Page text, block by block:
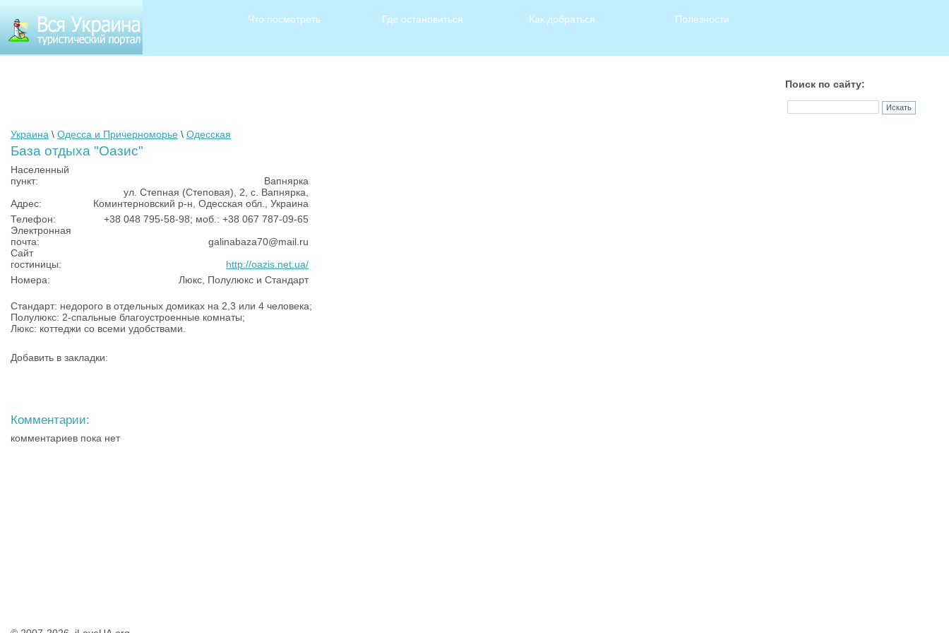
Что посмотреть Где остановиться Как добраться Полезности
Украина \ Одесса и Причерноморье \ Одесская
База отдыха "Оазис"
Населенный
пункт:
Вапнярка
Адрес:
ул. Степная (Степовая), 2, с. Вапнярка,
Коминтерновский р-н, Одесская обл., Украина
Телефон:
+38 048 795-58-98; моб.: +38 067 787-09-65
Электронная
почта:
galinabaza70@mail.ru
Сайт
гостиницы:
http://oazis.net.ua/
Номера:
Люкс, Полулюкс и Стандарт
Стандарт: недорого в отдельных домиках на 2,3 или 4 человека;
Полулюкс: 2-спальные благоустроенные комнаты;
Люкс: коттеджи со всеми удобствами.
Добавить в закладки:
Комментарии:
комментариев пока нет
Поиск по сайту: